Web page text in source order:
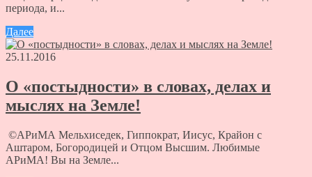
периода, и...
Далее
25.11.2016
О «постыдности» в словах, делах и
мыслях на Земле!
©АРиМА Мельхиседек, Гиппократ, Иисус, Крайон с
Аштаром, Богородицей и Отцом Высшим. Любимые
АРиМА! Вы на Земле...